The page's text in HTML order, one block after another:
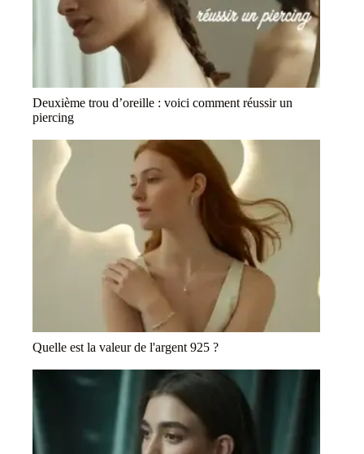
Deuxième trou d’oreille : voici comment réussir un
piercing
Quelle est la valeur de l'argent 925 ?